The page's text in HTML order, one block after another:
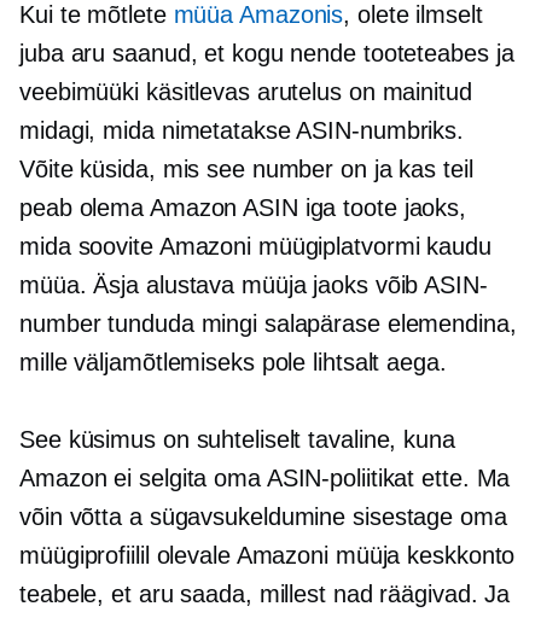
Kui te mõtlete müüa Amazonis, olete ilmselt
juba aru saanud, et kogu nende tooteteabes ja
veebimüüki käsitlevas arutelus on mainitud
midagi, mida nimetatakse ASIN-numbriks.
Võite küsida, mis see number on ja kas teil
peab olema Amazon ASIN iga toote jaoks,
mida soovite Amazoni müügiplatvormi kaudu
müüa. Äsja alustava müüja jaoks võib ASIN-
number tunduda mingi salapärase elemendina,
mille väljamõtlemiseks pole lihtsalt aega.
See küsimus on suhteliselt tavaline, kuna
Amazon ei selgita oma ASIN-poliitikat ette. Ma
võin võtta a sügavsukeldumine sisestage oma
müügiprofiilil olevale Amazoni müüja keskkonto
teabele, et aru saada, millest nad räägivad. Ja